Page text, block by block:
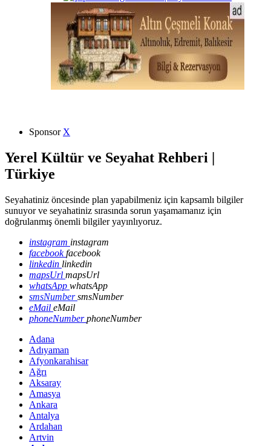
Sponsor X
Yerel Kültür ve Seyahat Rehberi |
Türkiye
Seyahatiniz öncesinde plan yapabilmeniz için kapsamlı bilgiler
sunuyor ve seyahatiniz sırasında sorun yaşamamanız için
doğrulanmış önemli bilgiler yayınlıyoruz.
instagram instagram
facebookfacebook
linkedin linkedin
mapsUrl mapsUrl
whatsApp whatsApp
smsNumbersmsNumber
eMail eMail
phoneNumberphoneNumber
Adana
Adıyaman
Afyonkarahisar
Ağrı
Aksaray
Amasya
Ankara
Antalya
Ardahan
Artvin